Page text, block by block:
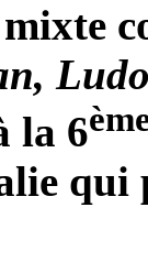
la 6
qui